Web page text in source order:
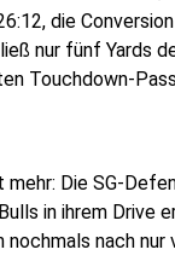
die
nur fünf Yards
Touchdown-
Die SG-
in ihrem
nochmals nach